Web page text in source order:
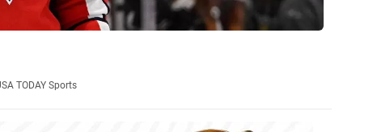
TODAY Sports